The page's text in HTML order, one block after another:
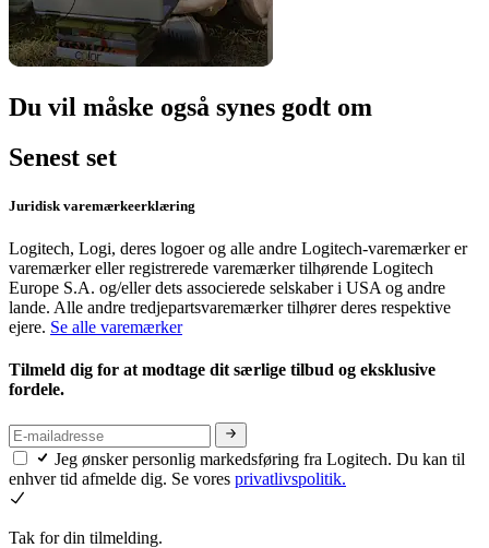
Du vil måske også synes godt om
Senest set
Juridisk varemærkeerklæring
Logitech, Logi, deres logoer og alle andre Logitech-varemærker er
varemærker eller registrerede varemærker tilhørende Logitech
Europe S.A. og/eller dets associerede selskaber i USA og andre
lande. Alle andre tredjepartsvaremærker tilhører deres respektive
ejere. Se alle varemærker
Tilmeld dig for at modtage dit særlige tilbud og eksklusive
fordele.
Jeg ønsker personlig markedsføring fra Logitech. Du kan til
enhver tid afmelde dig. Se vores privatlivspolitik.
Tak for din tilmelding.